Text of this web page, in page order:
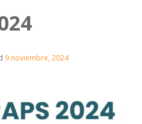
9 noviembre, 2024